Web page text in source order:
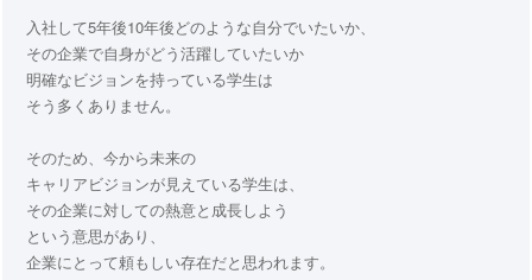
入社して5年後10年後どのような自分でいたいか、
その企業で自身がどう活躍していたいか
明確なビジョンを持っている学生は
そう多くありません。
そのため、今から未来の
キャリアビジョンが見えている学生は、
その企業に対しての熱意と成長しよう
という意思があり、
企業にとって頼もしい存在だと思われます。